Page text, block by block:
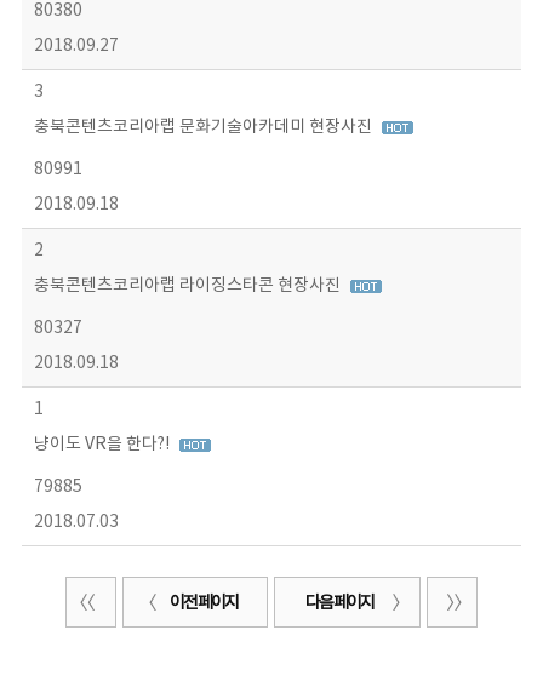
80380
2018.09.27
3
충북콘텐츠코리아랩 문화기술아카데미 현장사진
80991
2018.09.18
2
충북콘텐츠코리아랩 라이징스타콘 현장사진
80327
2018.09.18
1
냥이도 VR을 한다?!
79885
2018.07.03
이전 페이지 다음 페이지